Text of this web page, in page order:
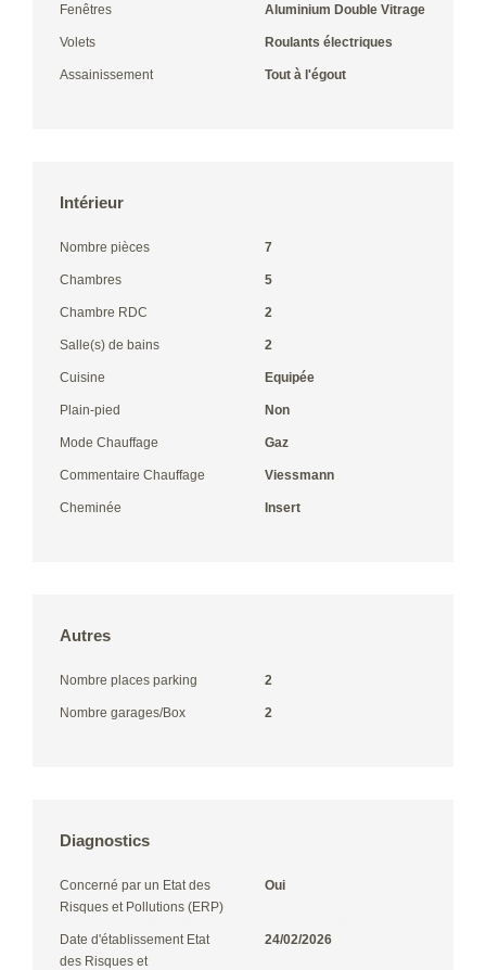
Fenêtres Aluminium Double Vitrage
Volets Roulants électriques
Assainissement Tout à l'égout
Intérieur
Nombre pièces 7
Chambres 5
Chambre RDC 2
Salle(s) de bains 2
Cuisine Equipée
Plain-pied Non
Mode Chauffage Gaz
Commentaire Chauffage Viessmann
Cheminée Insert
Autres
Nombre places parking 2
Nombre garages/Box 2
Diagnostics
Concerné par un Etat des
Risques et Pollutions (ERP)
Oui
Date d'établissement Etat
des Risques et
24/02/2026